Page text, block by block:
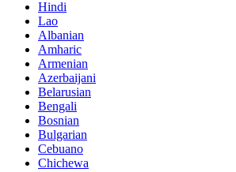
Hindi
Lao
Albanian
Amharic
Armenian
Azerbaijani
Belarusian
Bengali
Bosnian
Bulgarian
Cebuano
Chichewa